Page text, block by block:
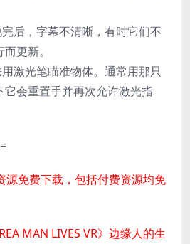
后，字幕不清晰，有时它们不
更新。
激光笔瞄准物体。通常用那只
会重置手并再次允许激光指
源免费下载，包括付费资源均免
MAN LIVES VR》边缘人的生